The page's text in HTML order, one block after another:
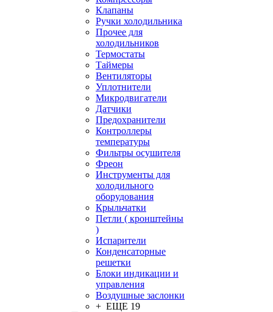
Клапаны
Ручки холодильника
Прочее для
холодильников
Термостаты
Таймеры
Вентиляторы
Уплотнители
Микродвигатели
Датчики
Предохранители
Контроллеры
температуры
Фильтры осушителя
Фреон
Инструменты для
холодильного
оборудования
Крыльчатки
Петли ( кронштейны
)
Испарители
Конденсаторные
решетки
Блоки индикации и
управления
Воздушные заслонки
+ ЕЩЕ 19